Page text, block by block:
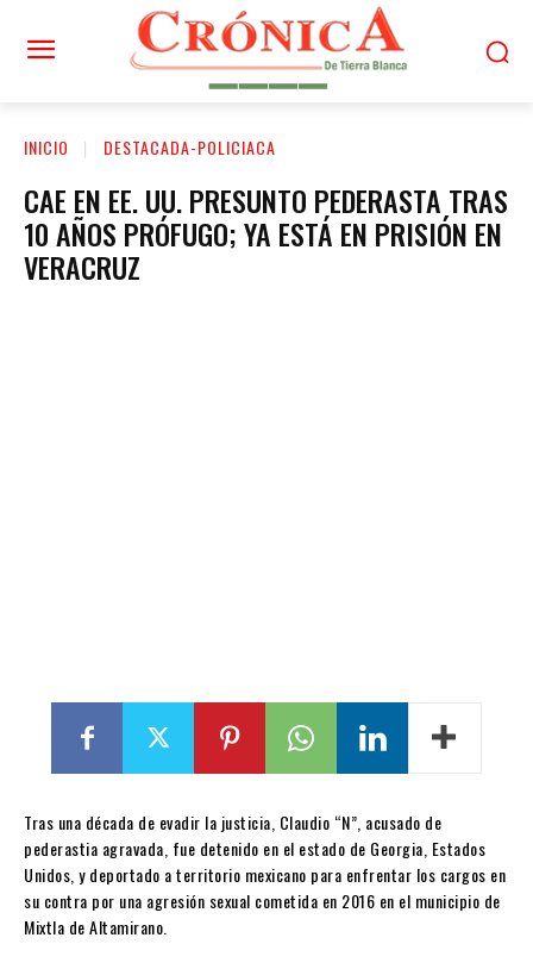
INICIO DESTACADA-POLICIACA
CAE EN EE. UU. PRESUNTO PEDERASTA TRAS
10 AÑOS PRÓFUGO; YA ESTÁ EN PRISIÓN EN
VERACRUZ
Tras una década de evadir la justicia, Claudio “N”, acusado de
pederastia agravada, fue detenido en el estado de Georgia, Estados
Unidos, y deportado a territorio mexicano para enfrentar los cargos en
su contra por una agresión sexual cometida en 2016 en el municipio de
Mixtla de Altamirano.